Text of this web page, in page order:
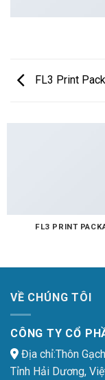
FL3 Print
FL3 PRINT
VỀ CHÚNG TÔI
CÔNG TY CỔ
Địa chỉ:Thôn
Tỉnh Hải Dương,